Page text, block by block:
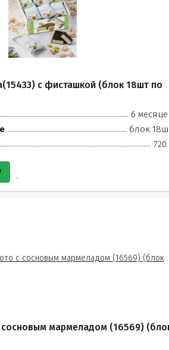
с фисташкой (блок 18шт по
6
блок
720
сосновым мармеладом (16569)